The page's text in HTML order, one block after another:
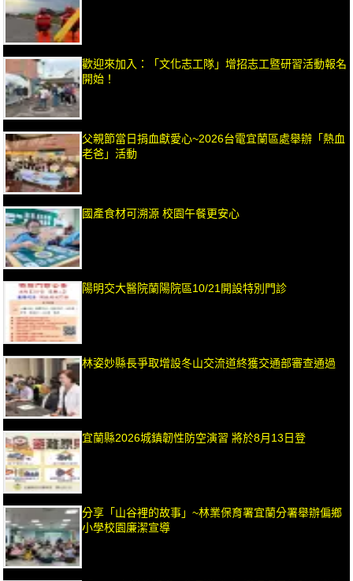
歡迎來加入：「文化志工隊」增招志工暨研習活動報名
開始！
父親節當日捐血獻愛心~2026台電宜蘭區處舉辦「熱血
老爸」活動
國產食材可溯源 校園午餐更安心
陽明交大醫院蘭陽院區10/21開設特別門診
林姿妙縣長爭取增設冬山交流道終獲交通部審查通過
宜蘭縣2026城鎮韌性防空演習 將於8月13日登
分享「山谷裡的故事」~林業保育署宜蘭分署舉辦偏鄉
小學校園廉潔宣導